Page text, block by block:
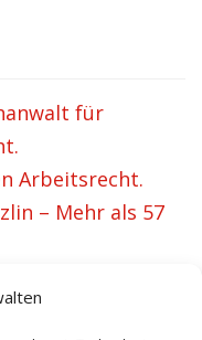
für
Arbeitsrecht.
– Mehr als 57